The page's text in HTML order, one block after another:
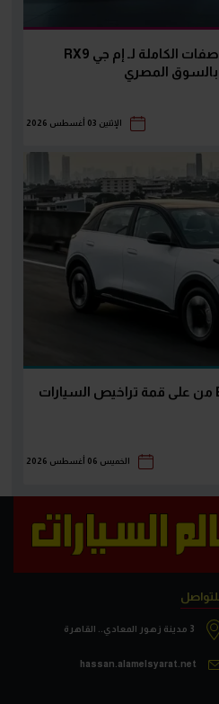
بسعر 1.9 مليون جنيه.. المواصفات الكاملة لـ إم جي RX9
بالسوق المصري
الإثنين 03 أغسطس 2026
للمرة الأولى.. جيلي تزيح BYD من على قمة تراخيص السيارات
الخميس 06 أغسطس 2026
3 مدينة زهور المعادي.. القاهرة
hassan.alamelsyarat.net